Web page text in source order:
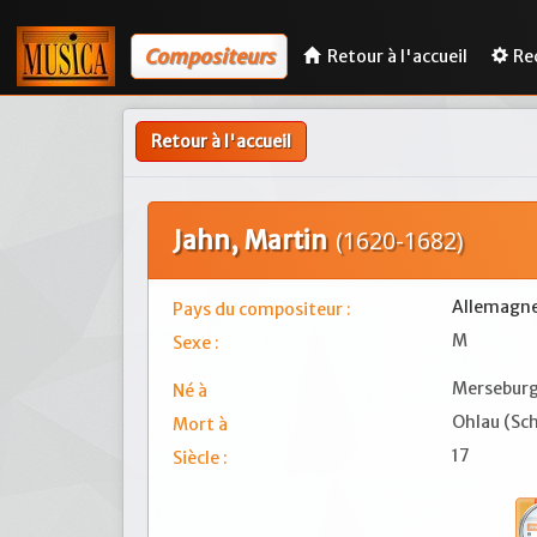
Compositeurs Retour à l'accueil
Retour à l'accueil
Jahn, Martin (1620-1682)
Pays du compositeur :
Sexe :
M
Né à
Mort à
Ohlau
Siècle :
17